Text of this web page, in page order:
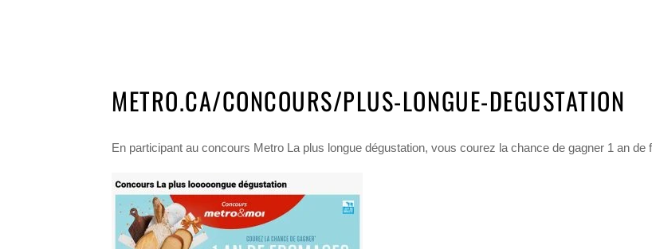
METRO.CA/CONCOURS/PLUS-LONGUE-DEGUSTATION
En participant au concours Metro La plus longue dégustation, vous courez la chance de gagner 1 an de